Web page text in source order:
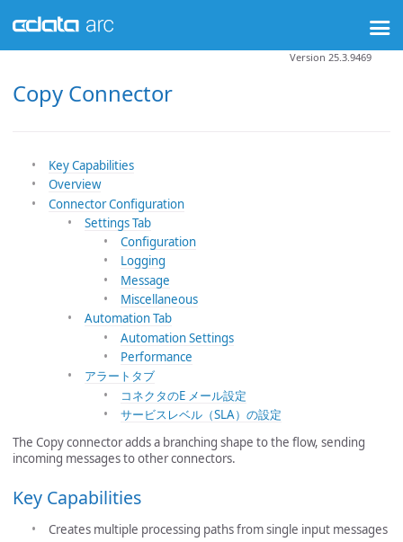
Copy Connector
Version 25.3.9469
Key Capabilities
Overview
Connector Configuration
Settings Tab
Configuration
Logging
Message
Miscellaneous
Automation Tab
Automation Settings
Performance
アラートタブ
コネクタのE メール設定
サービスレベル（SLA）の設定
The Copy connector adds a branching shape to the flow, sending
incoming messages to other connectors.
Key Capabilities
Creates multiple processing paths from single input messages